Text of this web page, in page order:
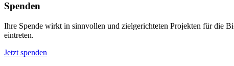
Spenden
Ihre Spende wirkt in sinnvollen und zielgerichteten Projekten für die
eintreten.
Jetzt spenden